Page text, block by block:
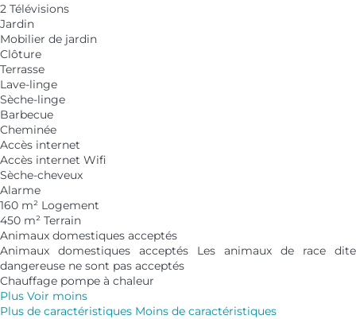
2 Télévisions
Jardin
Mobilier de jardin
Clôture
Terrasse
Lave-linge
Sèche-linge
Barbecue
Cheminée
Accès internet
Accès internet Wifi
Sèche-cheveux
Alarme
160 m² Logement
450 m² Terrain
Animaux domestiques acceptés
Animaux domestiques acceptés Les animaux de race dite
dangereuse ne sont pas acceptés
Chauffage pompe à chaleur
Plus Voir moins
Plus de caractéristiques Moins de caractéristiques